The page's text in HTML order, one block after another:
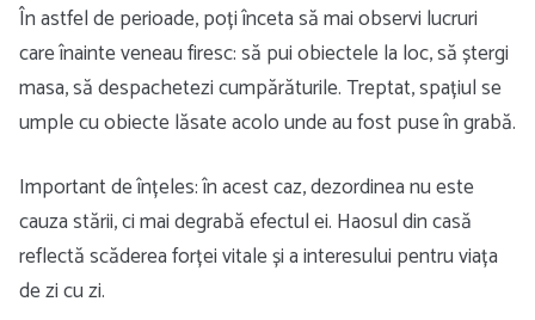
În astfel de perioade, poți înceta să mai observi lucruri
care înainte veneau firesc: să pui obiectele la loc, să ștergi
masa, să despachetezi cumpărăturile. Treptat, spațiul se
umple cu obiecte lăsate acolo unde au fost puse în grabă.
Important de înțeles: în acest caz, dezordinea nu este
cauza stării, ci mai degrabă efectul ei. Haosul din casă
reflectă scăderea forței vitale și a interesului pentru viața
de zi cu zi.